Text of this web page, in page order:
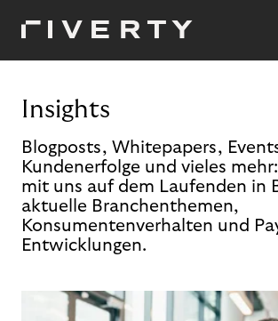
Insights
Blogposts, Whitepapers,
Kundenerfolge und vieles
mit uns auf dem Laufenden in
aktuelle Branchenthemen,
Konsumentenverhalten und
Entwicklungen.